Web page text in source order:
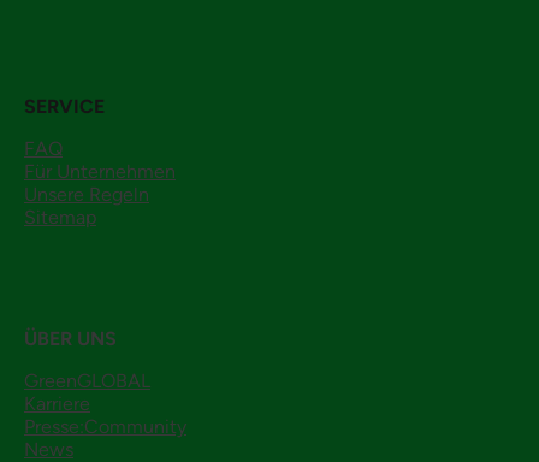
SERVICE
FAQ
Für Unternehmen
Unsere Regeln
Sitemap
ÜBER UNS
GreenGLOBAL
Karriere
Presse:Community
News